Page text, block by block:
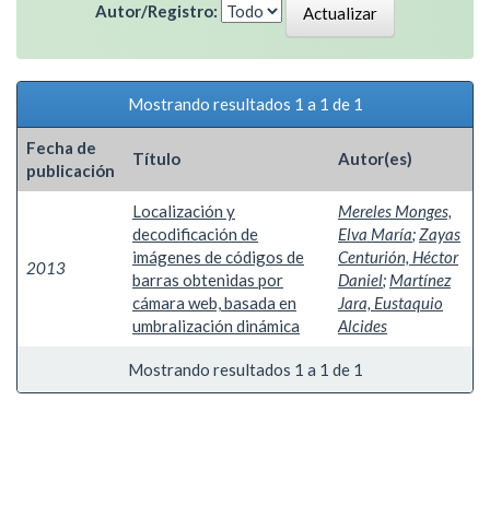
Autor/Registro:
Mostrando resultados 1 a 1 de 1
Fecha de
publicación
Título Autor(es)
2013
Localización y
decodificación de
imágenes de códigos de
barras obtenidas por
cámara web, basada en
umbralización dinámica
Mereles Monges,
Elva María;Zayas
Centurión, Héctor
Daniel; Martínez
Jara, Eustaquio
Alcides
Mostrando resultados 1 a 1 de 1